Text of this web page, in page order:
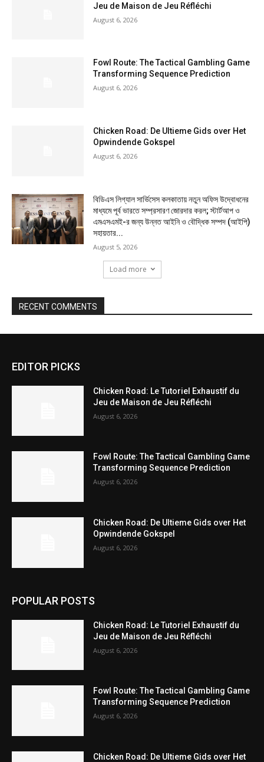
Jeu de Maison de Jeu Réfléchi
August 6, 2026
Fowl Route: The Tactical Gambling Game
Transforming Sequence Prediction
August 6, 2026
Chicken Road: De Ultieme Gids over Het
Opwindende Gokspel
August 6, 2026
বিডিএস লিগ্যাল সার্ভিসেস কলকাতায় নতুন অফিস উদ্বোধনের
মাধ্যমে পূর্ব ভারতে সম্প্রসারণ জোরদার করল; স্টার্টআপ ও
এমএসএমই-র জন্য উন্নত আইনি ও বৌদ্ধিক সম্পদ (আইপি)
সহায়তার...
August 5, 2026
Load more
RECENT COMMENTS
EDITOR PICKS
Chicken Road: Le Tutoriel Exhaustif du
Jeu de Maison de Jeu Réfléchi
August 6, 2026
Fowl Route: The Tactical Gambling Game
Transforming Sequence Prediction
August 6, 2026
Chicken Road: De Ultieme Gids over Het
Opwindende Gokspel
August 6, 2026
POPULAR POSTS
Chicken Road: Le Tutoriel Exhaustif du
Jeu de Maison de Jeu Réfléchi
August 6, 2026
Fowl Route: The Tactical Gambling Game
Transforming Sequence Prediction
August 6, 2026
Chicken Road: De Ultieme Gids over Het